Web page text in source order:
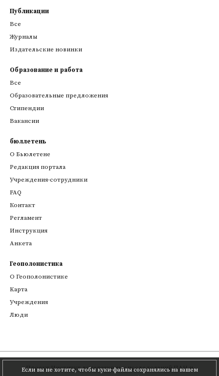
Если вы не хотите, чтобы куки-файлы сохранялись на вашем
Публикации
Все
Журналы
Издательские новинки
Образование и работа
Все
Образовательные предложения
Стипендии
Вакансии
бюллетень
О Бьюлетене
Редакция портала
Учреждения-сотрудники
FAQ
Контакт
Регламент
Инструкция
Анкета
Геополонистика
О Геополонистике
Kарта
Учреждения
Люди
ПроектИнститут литературных исследований ПАНи